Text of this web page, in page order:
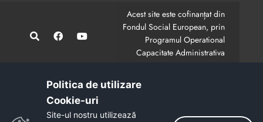
Acest site este cofinanțat din
Fondul Social European, prin
Programul Operational
Capacitate Administrativa
CodMySmis/Sipoca: 128880/652;
Conținutul acestui site web nu reprezintă în mod
obligatoriu poziția oficială a Uniunii Europene.
Politica de utilizare
Cookie-uri‎
Site-ul nostru utilizează